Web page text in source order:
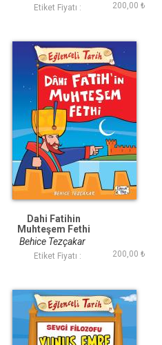
Etiket Fiyatı : 200,00 ₺
Dahi Fatihin
Muhteşem Fethi
Behice Tezçakar
Etiket Fiyatı : 200,00 ₺